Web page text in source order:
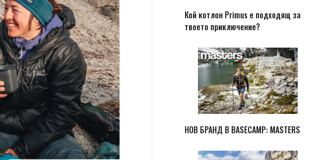
Кой котлон Primus е подходящ за
твоето приключение?
НОВ БРАНД В BASECAMP: MASTERS